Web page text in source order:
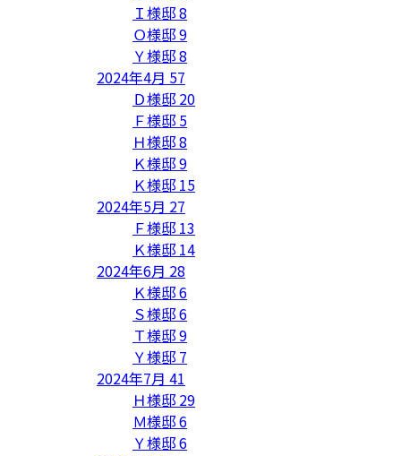
Ｉ様邸8
Ｏ様邸9
Ｙ様邸8
2024年4月 57
Ｄ様邸 20
Ｆ様邸 5
Ｈ様邸8
Ｋ様邸9
Ｋ様邸 15
2024年5月 27
Ｆ様邸 13
Ｋ様邸 14
2024年6月 28
Ｋ様邸6
Ｓ様邸6
Ｔ様邸9
Ｙ様邸 7
2024年7月 41
Ｈ様邸 29
Ｍ様邸6
Ｙ様邸6